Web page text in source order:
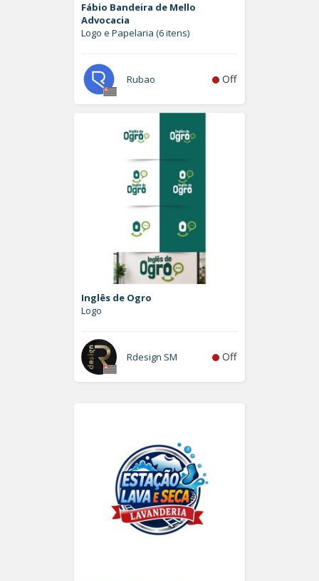
Fábio Bandeira de Mello
Advocacia
Logo e Papelaria (6 itens)
Rubao Off
Inglês de Ogro
Logo
Rdesign SM Off